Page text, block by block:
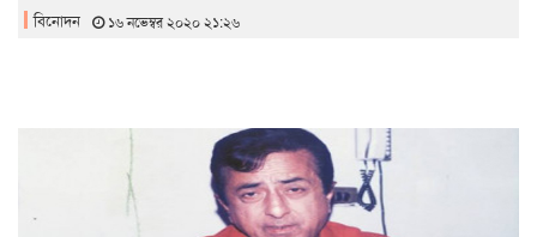
বিনোদন ১৬ নভেম্বর ২০২০ ২১:২৬